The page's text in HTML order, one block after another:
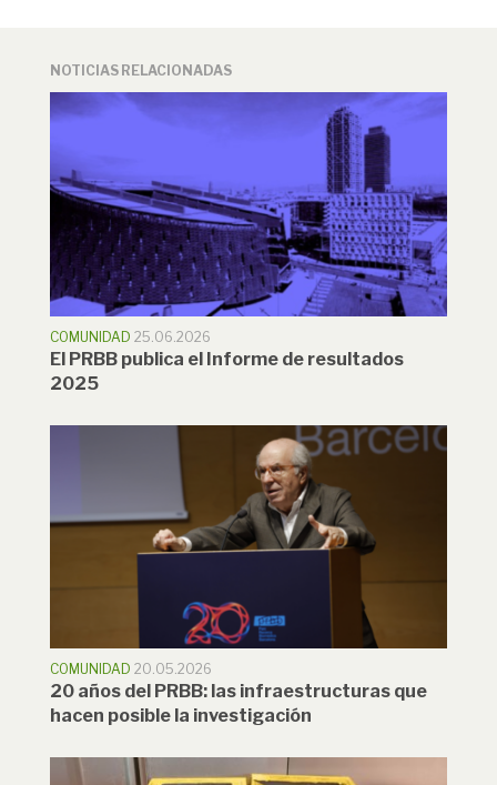
NOTICIAS RELACIONADAS
COMUNIDAD 25.06.2026
El PRBB publica el Informe de resultados
2025
COMUNIDAD 20.05.2026
20 años del PRBB: las infraestructuras que
hacen posible la investigación